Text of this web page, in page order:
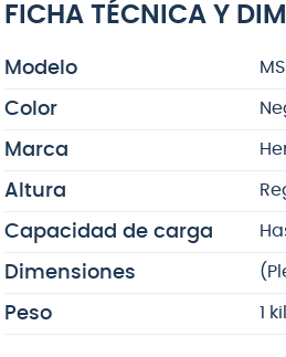
FICHA TÉCNICA Y
Modelo
Color
Marca
Altura
Capacidad de carga
Dimensiones
Peso 1